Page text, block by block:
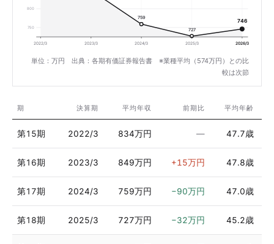
800
750
759
727
746
2022/3 2023/3 2024/3 2025/3 2026/3
単位：万円 出典：各期有価証券報告書 ※業種平均（574万円）との比
較は次節
期 決算期 平均年収 前期比 平均年齢
第15期 2022/3 834万円 — 47.7歳
第16期 2023/3 849万円 +15万円 47.8歳
第17期 2024/3 759万円 −90万円 47.0歳
第18期 2025/3 727万円 −32万円 45.2歳